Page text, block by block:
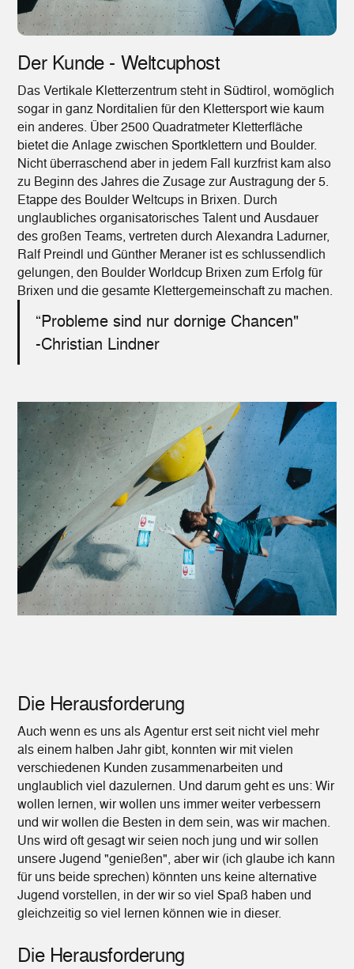
Der Kunde - Weltcuphost
Das Vertikale Kletterzentrum steht in Südtirol, womöglich
sogar in ganz Norditalien für den Klettersport wie kaum
ein anderes. Über 2500 Quadratmeter Kletterfläche
bietet die Anlage zwischen Sportklettern und Boulder.
Nicht überraschend aber in jedem Fall kurzfrist kam also
zu Beginn des Jahres die Zusage zur Austragung der 5.
Etappe des Boulder Weltcups in Brixen. Durch
unglaubliches organisatorisches Talent und Ausdauer
des großen Teams, vertreten durch Alexandra Ladurner,
Ralf Preindl und Günther Meraner ist es schlussendlich
gelungen, den Boulder Worldcup Brixen zum Erfolg für
Brixen und die gesamte Klettergemeinschaft zu machen.
“Probleme sind nur dornige Chancen"
-Christian Lindner
Die Herausforderung
Auch wenn es uns als Agentur erst seit nicht viel mehr
als einem halben Jahr gibt, konnten wir mit vielen
verschiedenen Kunden zusammenarbeiten und
unglaublich viel dazulernen. Und darum geht es uns: Wir
wollen lernen, wir wollen uns immer weiter verbessern
und wir wollen die Besten in dem sein, was wir machen.
Uns wird oft gesagt wir seien noch jung und wir sollen
unsere Jugend "genießen", aber wir (ich glaube ich kann
für uns beide sprechen) könnten uns keine alternative
Jugend vorstellen, in der wir so viel Spaß haben und
gleichzeitig so viel lernen können wie in dieser.
Die Herausforderung